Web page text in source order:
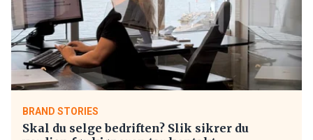
BRAND STORIES
Skal du selge bedriften? Slik sikrer du